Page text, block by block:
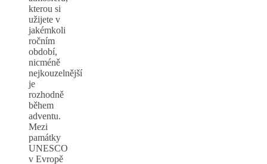
kterou si
užijete v
jakémkoli
ročním
období,
nicméně
nejkouzelnější
je
rozhodně
během
adventu.
Mezi
památky
UNESCO
v Evropě